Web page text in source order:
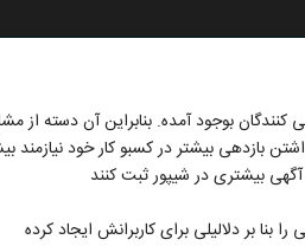
کنندگان بوجود آمده. بنابراین آن دسته از
بازدهی بیشتر در کسبو کار خود نیازمند
بیشتری در شیپور ثبت کنند
بر دلالیلی برای کاربرانش ایجاد کرده